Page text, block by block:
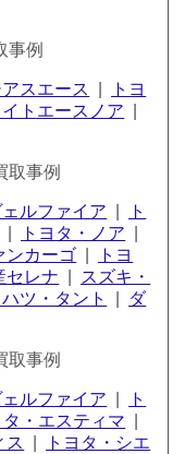
事例
スエース
トヨ
イトエースノア
取事例
ェルファイア
ト
トヨタ・ノア
ンカーゴ
トヨ
セレナ
スズキ・
ツ・タント
ダ
取事例
ェルファイア
ト
タ・エスティマ
ス
トヨタ・シエ